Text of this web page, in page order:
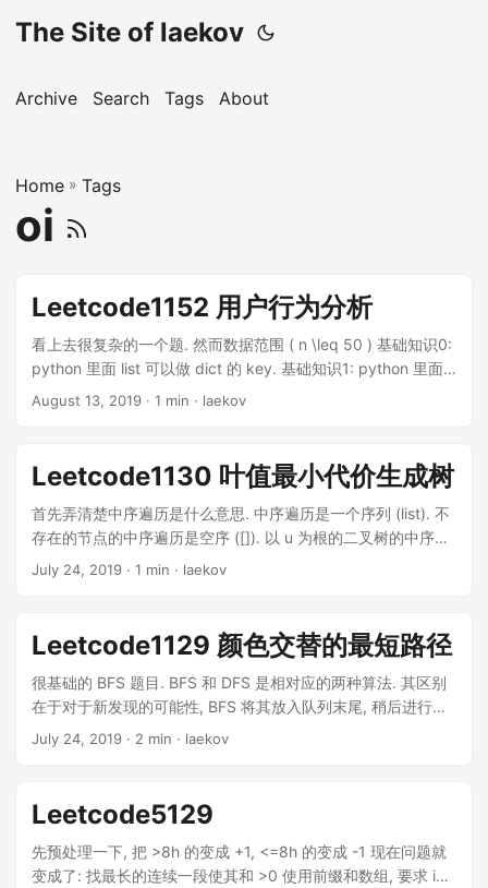
The Site of laekov
Archive Search Tags About
Home » Tags
oi
Leetcode1152 用户行为分析
看上去很复杂的一个题. 然而数据范围 ( n \leq 50 ) 基础知识0:
python 里面 list 可以做 dict 的 key. 基础知识1: python 里面
list 可以直接比较大小, 比较方式就是元素的字典序. 做法是先按
key=lambda …)) 然后枚举每个用户的所有访问页面三元组并
扔进 list 里面. 因为要求一个用户只算一次, 所以要去除 list 里面
重复的元素. 所以把 list 转换成 set (集合) 就好了. 也可以直接
用 set. 然后把 set 里面的元素都用一个 dict 做一下记数. 最后
从记数的 dict 里面挑出次数最多且字典序最小的就可以了. 代
码链接
August 13, 2019 · 1 min · laekov
Leetcode1130 叶值最小代价生成树
首先弄清楚中序遍历是什么意思. 中序遍历是一个序列 (list). 不
存在的节点的中序遍历是空序 ([]). 以 u 为根的二叉树的中序遍
历 = u 的左儿子的中序遍历 + u + u 的右儿子的中序遍历 其中
一个序列构造一个满足条件的二叉树. 其实这个二叉树上的任意
一个点会对应原序列中的连续一段, 而这个点的值就是这一段的
所有数的最大值. 我们考虑自底向上的建树. 也就是说最开始是
n 个单独的点, 然后每次建一个新点, 它的两个儿子分别是原来
的两个点. 然后用这个新点代替原来的两个点. 重复 “挑选, 替代”
的过程直到只剩一个点, 就建成了一棵完整的树. 每次挑选的两
小 代价为 左儿子的最小代价 + 右儿子的最小代价 + 左边最大
值 * 右边最大值. 而我们的最小化目标是根的 最小 代价. 自然想
到用 f[l][i] 代表以 i 为第一个数的长度为 l 的区间所代表的点为
根的树 的 最小 代价. 首先 f[1][i] == a[i], 而我们的目标是 f[n]
July 24, 2019 · 1 min · laekov
Leetcode1129 颜色交替的最短路径
很基础的 BFS 题目. BFS 和 DFS 是相对应的两种算法. 其区别
在于对于新发现的可能性, BFS 将其放入队列末尾, 稍后进行探
索, 而 DFS 立即探索这种新情况, 等探索完之后再回到之前的状
blue) 和 (0, 0, red) 这两种情况. 假设 0到1 有一条蓝边, 0到2
有一条红边, 那么新的情况是 (1, 1, red) 和 (2, 1, blue). 如果我
们使用 DFS, 那么当新发现 (1, 1, red) 这个状态的时候, 我会立
即以 (1, 1, red) 为起点, 继续探索 1 号点的邻居, 比如找到了 (3,
July 24, 2019 · 2 min · laekov
Leetcode5129
先预处理一下, 把 >8h 的变成 +1, <=8h 的变成 -1 现在问题就
变成了: 找最长的连续一段使其和 >0 使用前缀和数组, 要求 i~j